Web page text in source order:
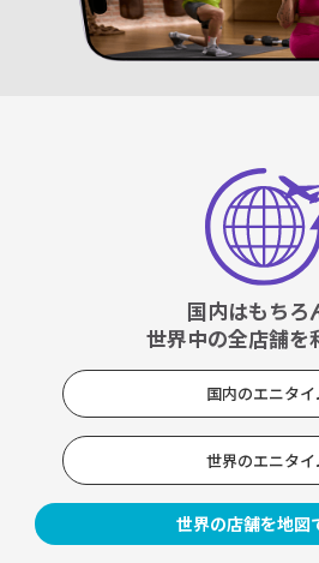
国内はもちろ
世界中の全店舗を
国内のエニタイ
世界のエニタイ
世界の店舗を地図